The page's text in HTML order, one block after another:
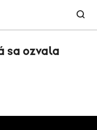
sa ozvala